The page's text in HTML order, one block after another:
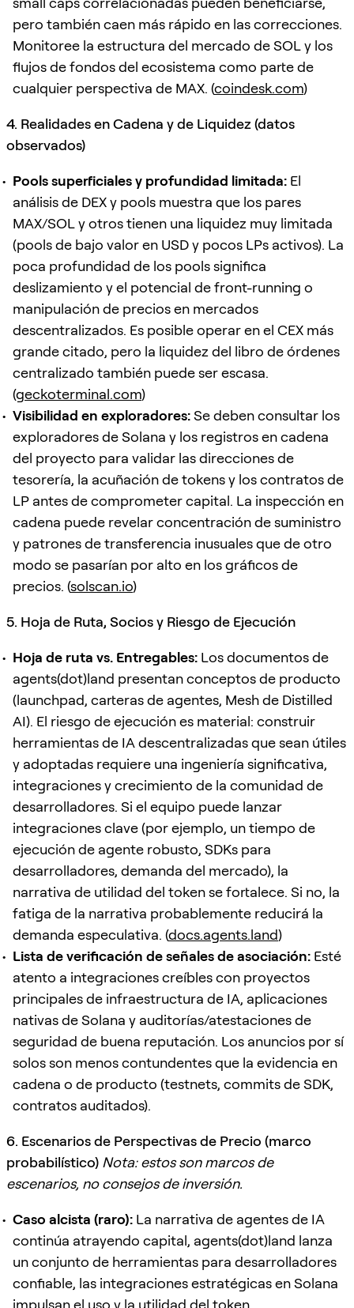
pero también caen más rápido en las correcciones.
Monitoree la estructura del mercado de SOL y los
flujos de fondos del ecosistema como parte de
cualquier perspectiva de MAX. (coindesk.com)
4. Realidades en Cadena y de Liquidez (datos
observados)
Pools superficiales y profundidad limitada: El
análisis de DEX y pools muestra que los pares
MAX/SOL y otros tienen una liquidez muy limitada
(pools de bajo valor en USD y pocos LPs activos). La
poca profundidad de los pools significa
deslizamiento y el potencial de front-running o
manipulación de precios en mercados
descentralizados. Es posible operar en el CEX más
grande citado, pero la liquidez del libro de órdenes
centralizado también puede ser escasa.
(geckoterminal.com)
Visibilidad en exploradores:Se deben consultar los
exploradores de Solana y los registros en cadena
del proyecto para validar las direcciones de
tesorería, la acuñación de tokens y los contratos de
LP antes de comprometer capital. La inspección en
cadena puede revelar concentración de suministro
y patrones de transferencia inusuales que de otro
modo se pasarían por alto en los gráficos de
precios. (solscan.io)
5. Hoja de Ruta, Socios y Riesgo de Ejecución
Hoja de ruta vs. Entregables: Los documentos de
agents(dot)land presentan conceptos de producto
(launchpad, carteras de agentes, Mesh de Distilled
AI). El riesgo de ejecución es material: construir
herramientas de IA descentralizadas que sean útiles
y adoptadas requiere una ingeniería significativa,
integraciones y crecimiento de la comunidad de
desarrolladores. Si el equipo puede lanzar
integraciones clave (por ejemplo, un tiempo de
ejecución de agente robusto, SDKs para
desarrolladores, demanda del mercado), la
narrativa de utilidad del token se fortalece. Si no, la
fatiga de la narrativa probablemente reducirá la
demanda especulativa. (docs.agents.land)
Lista de verificación de señales de asociación: Esté
atento a integraciones creíbles con proyectos
principales de infraestructura de IA, aplicaciones
nativas de Solana y auditorías/atestaciones de
seguridad de buena reputación. Los anuncios por sí
solos son menos contundentes que la evidencia en
cadena o de producto (testnets, commits de SDK,
contratos auditados).
6. Escenarios de Perspectivas de Precio (marco
probabilístico) Nota: estos son marcos de
escenarios, no consejos de inversión.
Caso alcista (raro): La narrativa de agentes de IA
continúa atrayendo capital, agents(dot)land lanza
un conjunto de herramientas para desarrolladores
confiable, las integraciones estratégicas en Solana
impulsan el uso y la utilidad del token